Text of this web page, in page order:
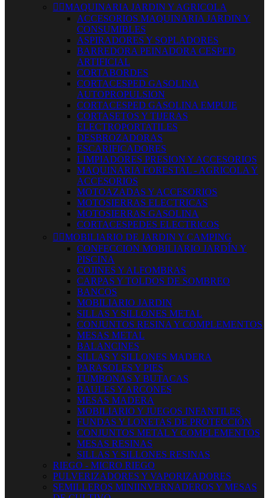
 MAQUINARIA JARDIN Y AGRICOLA
ACCESORIOS MAQUINARIA JARDIN Y
CONSUMIBLES
ASPIRADORES Y SOPLADORES
BARREDORA PEINADORA CESPED
ARTIFICIAL
CORTABORDES
CORTACESPED GASOLINA
AUTOPROPULSION
CORTACESPED GASOLINA EMPUJE
CORTASETOS Y TIJERAS
ELECTROPORTATILES
DESBROZADORAS
ESCARIFICADORES
LIMPIADORES PRESION Y ACCESORIOS
MAQUINARIA FORESTAL - AGRICOLA Y
ACCESORIOS
MOTOAZADAS Y ACCESORIOS
MOTOSIERRAS ELECTRICAS
MOTOSIERRAS GASOLINA
CORTACESPEDES ELECTRICOS
 MOBILIARIO DE JARDIN Y CAMPING
CONFECCION MOBILIARIO JARDÍN Y
PISCINA
COJINES Y ALFOMBRAS
CARPAS Y TOLDOS DE SOMBREO
BANCOS
MOBILIARIO JARDIN
SILLAS Y SILLONES METAL
CONJUNTOS RESINA Y COMPLEMENTOS
MESAS METAL
BALANCINES
SILLAS Y SILLONES MADERA
PARASOLES Y PIES
TUMBONAS Y BUTACAS
BAULES Y ARCONES
MESAS MADERA
MOBILIARIO Y JUEGOS INFANTILES
FUNDAS Y LONETAS DE PROTECCIÓN
CONJUNTOS METAL Y COMPLEMENTOS
MESAS RESINAS
SILLAS Y SILLONES RESINAS
RIEGO - MICRO RIEGO
PULVERIZADORES Y VAPORIZADORES
SEMILLEROS MINIINVERNADEROS Y MESAS